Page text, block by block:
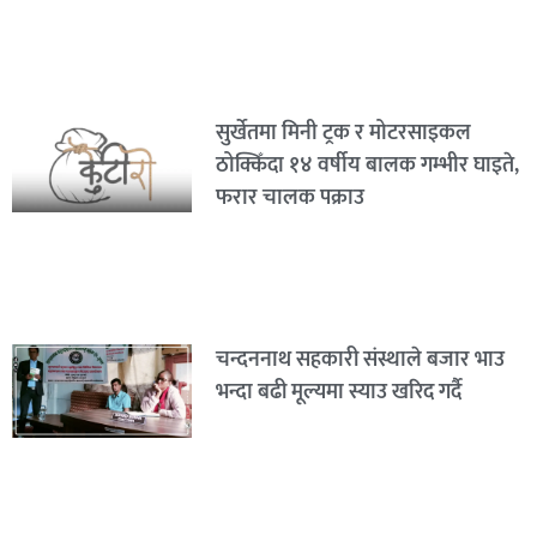
सुर्खेतमा मिनी ट्रक र मोटरसाइकल
ठोक्किँदा १४ वर्षीय बालक गम्भीर घाइते,
फरार चालक पक्राउ
चन्दननाथ सहकारी संस्थाले बजार भाउ
भन्दा बढी मूल्यमा स्याउ खरिद गर्दै